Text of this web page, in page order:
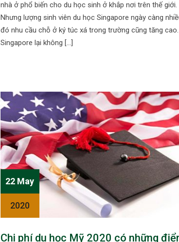
nhà ở phổ biến cho du học sinh ở khắp nơi trên thế giới.
Nhưng lượng sinh viên du học Singapore ngày càng
đó nhu cầu chỗ ở ký túc xá trong trường cũng tăng cao.
Singapore lại không […]
22 May
2020
Chi phí du học Mỹ 2020 có những